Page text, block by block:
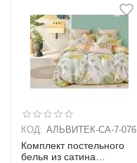
КОД: АЛЬВИТЕК-CA-7-076
Комплект постельного
белья из сатина